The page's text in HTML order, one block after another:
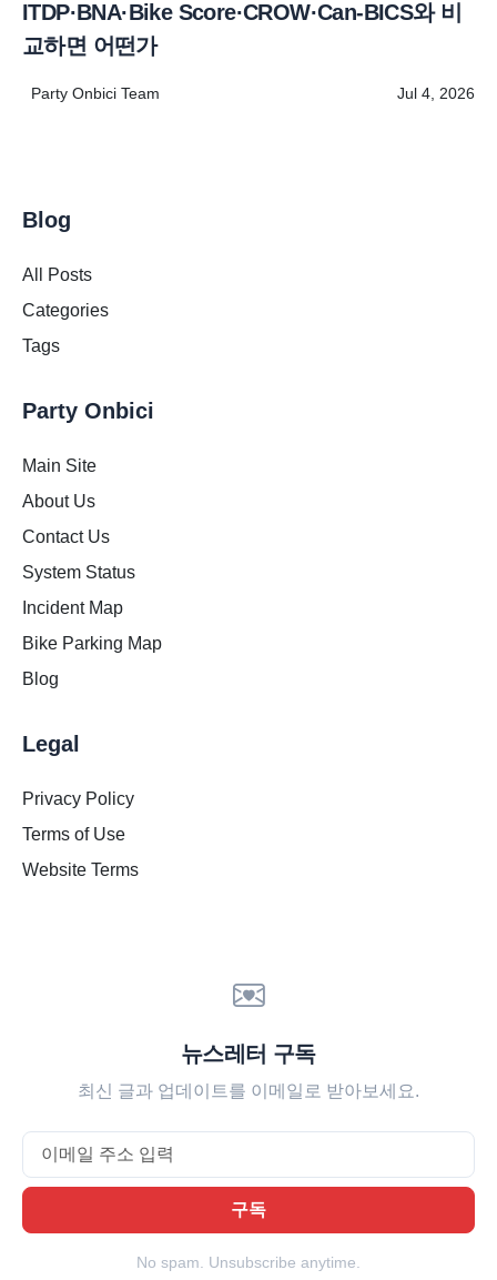
ITDP·BNA·Bike Score·CROW·Can-BICS와 비
교하면 어떤가
Party Onbici Team Jul 4, 2026
Blog
All Posts
Categories
Tags
Party Onbici
Main Site
About Us
Contact Us
System Status
Incident Map
Bike Parking Map
Blog
Legal
Privacy Policy
Terms of Use
Website Terms
뉴스레터 구독
최신 글과 업데이트를 이메일로 받아보세요.
구독
No spam. Unsubscribe anytime.